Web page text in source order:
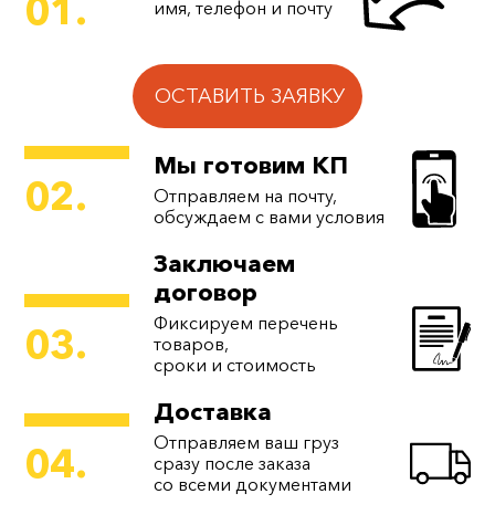
01.
имя, телефон и почту
ОСТАВИТЬ ЗАЯВКУ
02.
Мы готовим КП
Отправляем на почту,
обсуждаем с вами условия
03.
Заключаем
договор
Фиксируем перечень
товаров,
сроки и стоимость
04.
Доставка
Отправляем ваш груз
сразу после заказа
со всеми документами